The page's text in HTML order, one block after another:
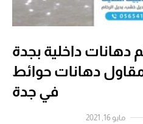
دهانات داخلية بجدة
مقاول دهانات حوائط
في جدة
مايو 16, 2021